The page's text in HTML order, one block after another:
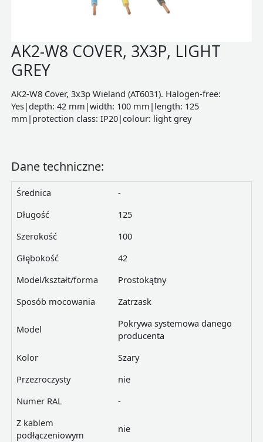
AK2-W8 COVER, 3X3P, LIGHT
GREY
AK2-W8 Cover, 3x3p Wieland (AT6031). Halogen-free:
Yes|depth: 42 mm|width: 100 mm|length: 125
mm|protection class: IP20|colour: light grey
Dane techniczne:
Średnica
-
Długość
125
Szerokość
100
Głębokość
42
Model/kształt/forma
Prostokątny
Sposób mocowania
Zatrzask
Model
Pokrywa systemowa danego
producenta
Kolor
Szary
Przezroczysty
nie
Numer RAL
-
Z kablem
podłączeniowym
nie